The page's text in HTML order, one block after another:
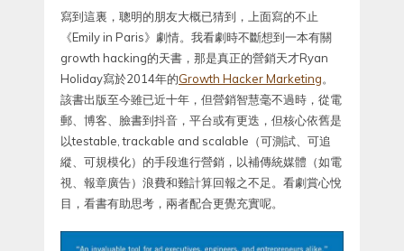
寫到這裏，聰明的朋友大概已猜到，上面寫的不止
《Emily in Paris》劇情。我看劇時不斷想到一本有關
growth hacking的天書，那是真正的營銷天才Ryan
Holiday寫於2014年的Growth Hacker Marketing。
該書出版至今雖已近十年，但營銷智慧毫不過時，從電
郵、博客、臉書到抖音，平台或有更迭，但核心依舊是
以testable, trackable and scalable（可測試、可追
縱、可規模化）的手段進行營銷，以補傳統媒體（如電
視、報章廣告）浪費和難計算回報之不足。看劇賞心悅
目，看書有助思考，兩者配合更覺充實呢。